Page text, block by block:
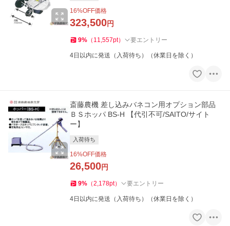
16%OFF価格
323,500円
9% （ 11,557pt） 要エントリー
4日以内に発送（入荷待ち）（休業日を除く）
斎藤農機 差し込みバネコン用オプション部品
ＢＳホッパ BS-H 【代引不可/SAITO/サイト
ー】
入荷待ち
16%OFF価格
26,500円
9% （2,178pt） 要エントリー
4日以内に発送（入荷待ち）（休業日を除く）